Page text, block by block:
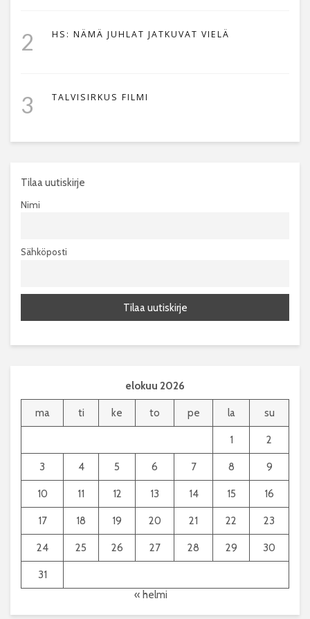
2 HS: NÄMÄ JUHLAT JATKUVAT VIELÄ
3 TALVISIRKUS FILMI
Tilaa uutiskirje
Nimi
Sähköposti
elokuu 2026
ma ti ke to pe la su
1 2
3 4 5 6 7 8 9
10 11 12 13 14 15 16
17 18 19 20 21 22 23
24 25 26 27 28 29 30
31
« helmi